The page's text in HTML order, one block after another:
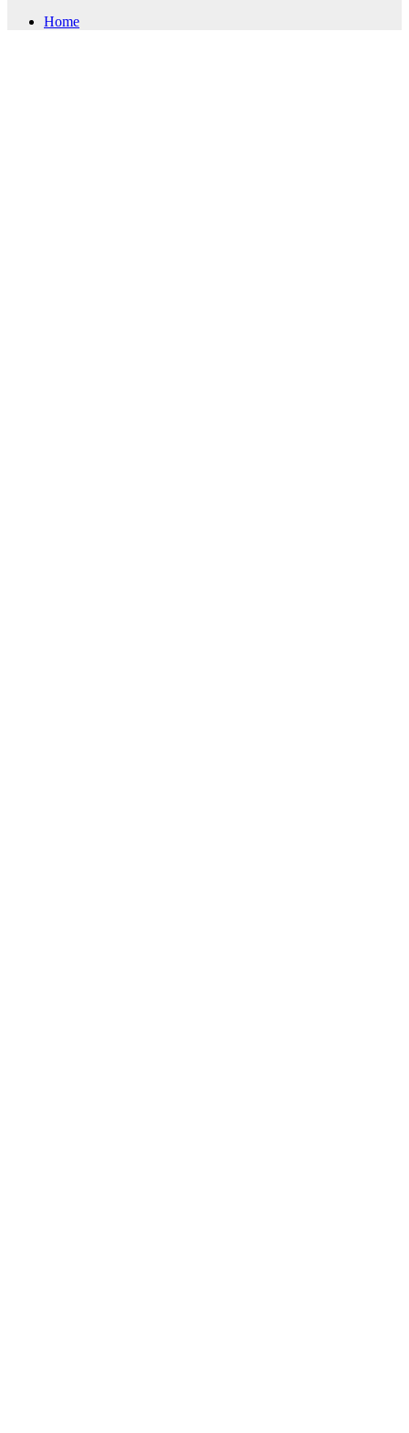
Home